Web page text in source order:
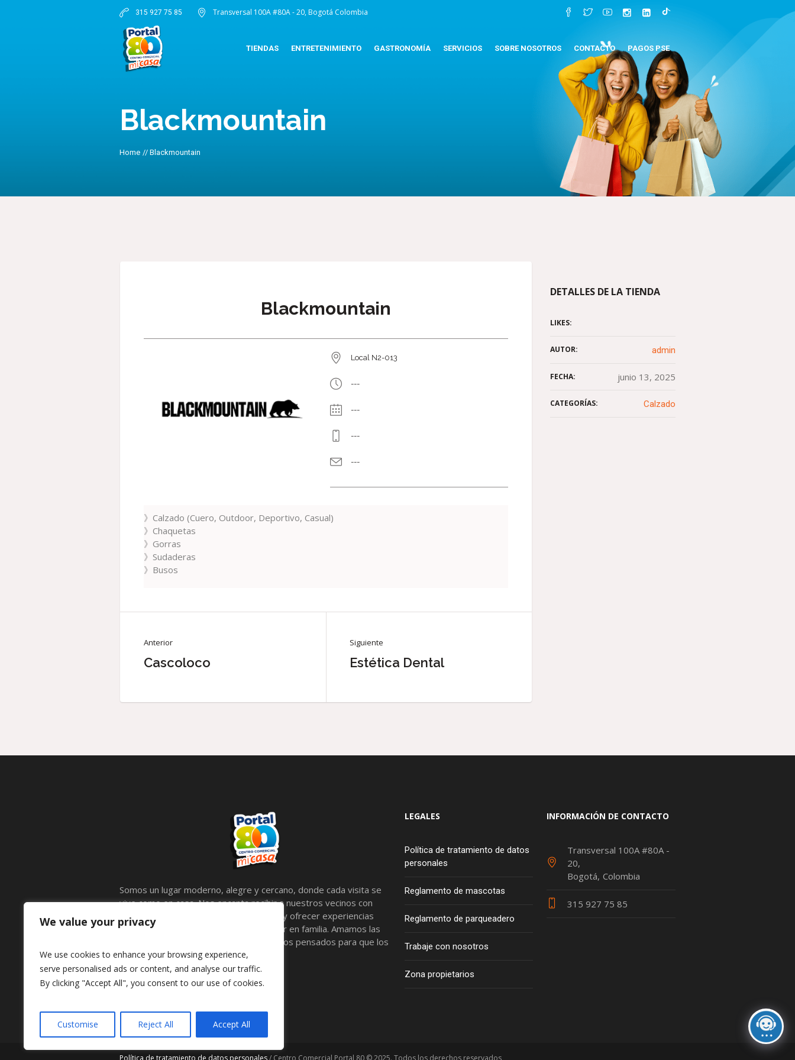
We value your privacy
We use cookies to enhance your browsing experience,
serve personalised ads or content, and analyse our traffic.
By clicking "Accept All", you consent to our use of cookies.
Customise Reject All Accept All
315 927 75 85 Transversal 100A #80A - 20, Bogotá Colombia
TIENDAS ENTRETENIMIENTO GASTRONOMÍA SERVICIOS SOBRE NOSOTROS CONTACTO PAGOS PSE
Blackmountain
Home // Blackmountain
Blackmountain
Local N2-013
---
---
---
---
》Calzado (Cuero, Outdoor, Deportivo, Casual)
》Chaquetas
》Gorras
》Sudaderas
》Busos
Anterior
Cascoloco
Siguiente
Estética Dental
DETALLES DE LA TIENDA
LIKES:
AUTOR: admin
FECHA: junio 13, 2025
CATEGORÍAS: Calzado
Somos un lugar moderno, alegre y cercano, donde cada visita se
vive como en casa. Nos encanta recibir a nuestros vecinos con
calidez, compartir lo mejor de nosotros y ofrecer experiencias
llenas de entretenimiento para compartir en familia. Amamos las
mascotas, por eso contamos con espacios pensados para que los
peluditos también disfruten.
LEGALES
Política de tratamiento de datos
personales
Reglamento de mascotas
Reglamento de parqueadero
Trabaje con nosotros
Zona propietarios
INFORMACIÓN DE CONTACTO
Transversal 100A #80A -
20
Bogotá Colombia
315 927 75 85
Política de tratamiento de datos personales/ Centro Comercial Portal 80 © 2025. Todos los derechos reservados